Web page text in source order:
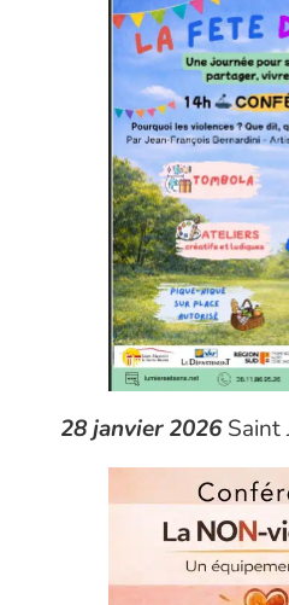
28 janvier 2026Saint